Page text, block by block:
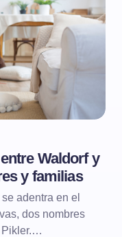
Waldorf y
y familias
adentra en el
dos nombres
Pikler.…